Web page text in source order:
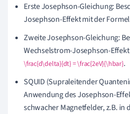
Erste Josephson-Gleichung:
Josephson-Effekt mit der Formel
Zweite Josephson-Gleichung:
Wechselstrom-Josephson-
\frac{d\delta}{dt} = \frac{2eV}{\hbar}.
SQUID (Supraleitender
Anwendung des Josephson-
schwacher Magnetfelder, z.B. in